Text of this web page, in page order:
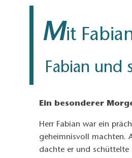
Mit
Fabian und
Ein besonderer
Herr Fabian war ein
geheimnisvoll machten.
dachte er und schüttelte